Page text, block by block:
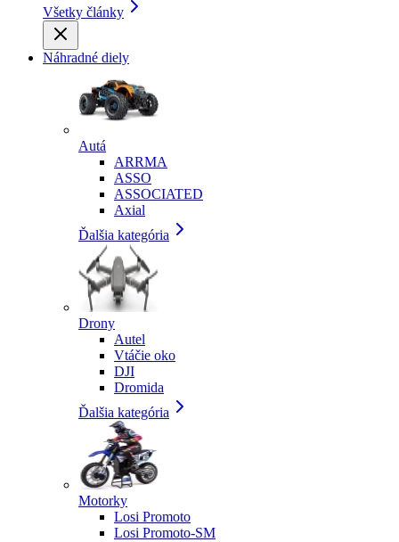
Všetky články
Náhradné diely
Autá
ARRMA
ASSO
ASSOCIATED
Axial
Ďalšia kategória
Drony
Autel
Vtáčie oko
DJI
Dromida
Ďalšia kategória
Motorky
Losi Promoto
Losi Promoto-SM